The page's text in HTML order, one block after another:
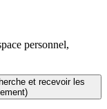
personnel,
et recevoir les